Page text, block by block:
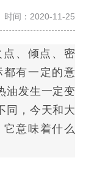
时间：2020-11-25
、倾点、密
有一定的意
油发生一定变
同，今天和大
意味着什么